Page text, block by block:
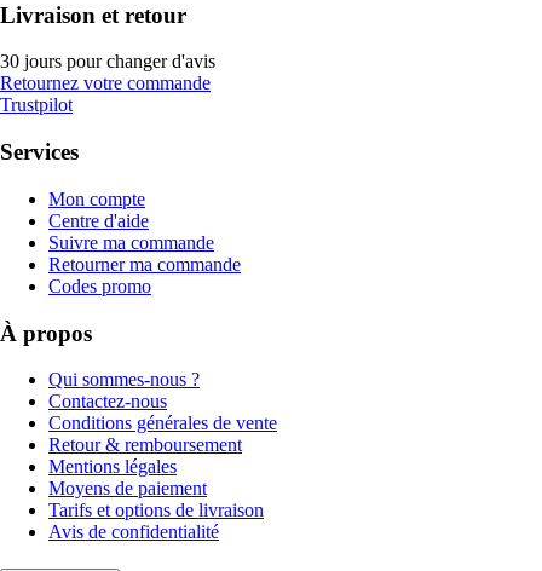
Livraison et retour
30 jours pour changer d'avis
Retournez votre commande
Trustpilot
Services
Mon compte
Centre d'aide
Suivre ma commande
Retourner ma commande
Codes promo
À propos
Qui sommes-nous ?
Contactez-nous
Conditions générales de vente
Retour & remboursement
Mentions légales
Moyens de paiement
Tarifs et options de livraison
Avis de confidentialité